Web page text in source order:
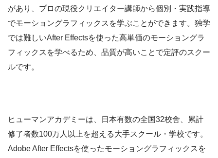
があり、プロの現役クリエイター講師から個別・実践指導
でモーショングラフィックスを学ぶことができます。独学
では難しいAfter Effectsを使った高単価のモーショングラ
フィックスを学べるため、品質が高いことで定評のスクー
ルです。
ヒューマンアカデミーは、日本有数の全国32校舎、累計
修了者数100万人以上を超える大手スクール・学校です。
Adobe After Effectsを使ったモーショングラフィックスを